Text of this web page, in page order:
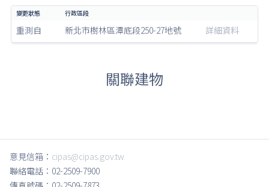
重測自 新北市樹林區潭底段250-27地號 詳細資料
關聯建物
意見信箱： cipas@cipas.gov.tw
聯絡電話：02-2509-7900